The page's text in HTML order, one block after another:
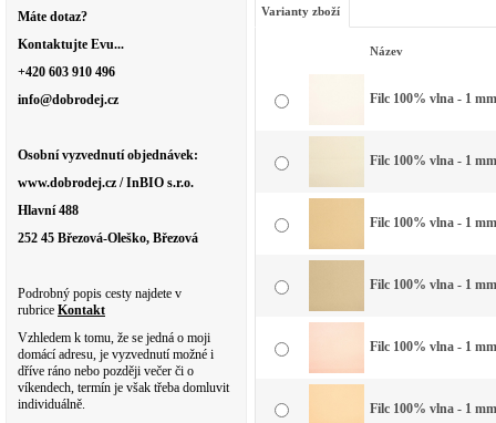
Máte dotaz?
Kontaktujte Evu...
+420 603 910 496
info@dobrodej.cz
Osobní vyzvednutí objednávek:
www.dobrodej.cz / InBIO s.r.o.
Hlavní 488
252 45 Březová-Oleško, Březová
Podrobný popis cesty najdete v
rubrice Kontakt
Vzhledem k tomu, že se jedná o moji
domácí adresu, je vyzvednutí možné i
dříve ráno nebo později večer či o
víkendech, termín je však třeba domluvit
individuálně.
Varianty zboží
Název
Filc 100% vlna - 1
Filc 100% vlna - 1
Filc 100% vlna - 1
Filc 100% vlna - 1
Filc 100% vlna - 1
Filc 100% vlna - 1